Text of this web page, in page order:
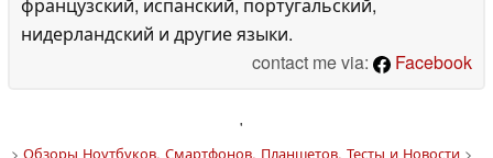
нидерландский и другие языки.
contact me via:
Facebook
'
> Обзоры Ноутбуков, Смартфонов, Планшетов. Тесты и Новости>